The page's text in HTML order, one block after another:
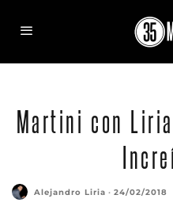
Martini con
Alejandro Liria · 24/02/2018